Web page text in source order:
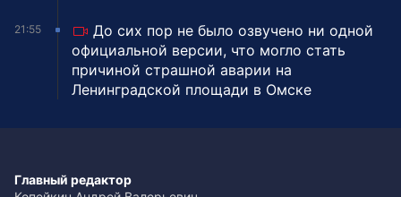
21:55
До сих пор не было озвучено ни одной
официальной версии, что могло стать
причиной страшной аварии на
Ленинградской площади в Омске
Главный редактор